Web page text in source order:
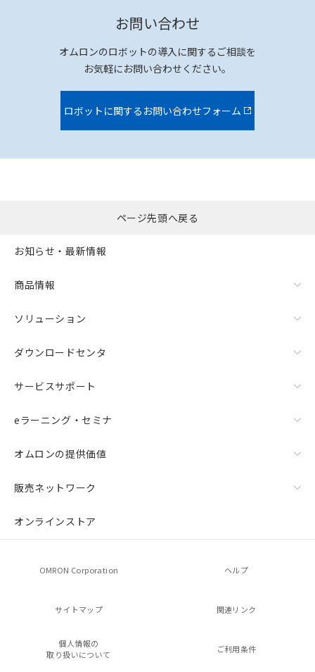
お問い合わせ
オムロンのロボットの導入に関するご相談を
お気軽にお問い合わせください。
ロボットに関するお問い合わせフォーム
ページ先頭へ戻る
お知らせ・最新情報
商品情報
ソリューション
ダウンロードセンタ
サービスサポート
eラーニング・セミナ
オムロンの提供価値
販売ネットワーク
オンラインストア
OMRON Corporation ヘルプ
サイトマップ 関連リンク
個人情報の
取り扱いについて
ご利用条件